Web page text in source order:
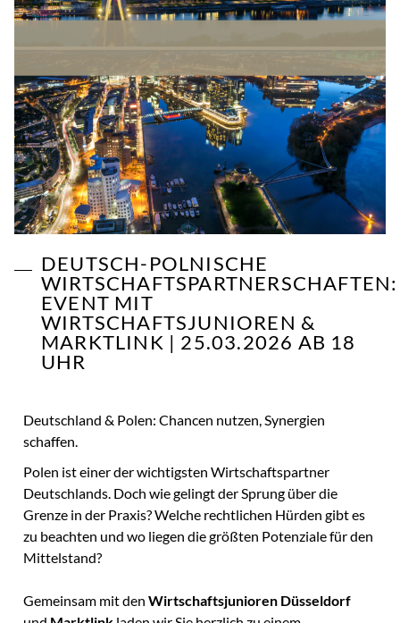
DEUTSCH-POLNISCHE
WIRTSCHAFTSPARTNERSCHAFTEN:
EVENT MIT
WIRTSCHAFTSJUNIOREN &
MARKTLINK | 25.03.2026 AB 18
UHR
Deutschland & Polen: Chancen nutzen, Synergien
schaffen.
Polen ist einer der wichtigsten Wirtschaftspartner
Deutschlands. Doch wie gelingt der Sprung über die
Grenze in der Praxis? Welche rechtlichen Hürden gibt es
zu beachten und wo liegen die größten Potenziale für den
Mittelstand?
Gemeinsam mit den Wirtschaftsjunioren Düsseldorf